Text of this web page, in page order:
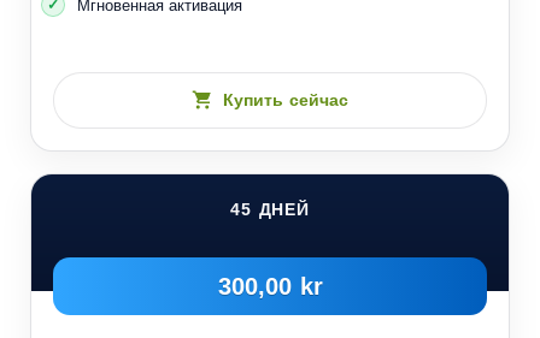
Купить сейчас
45 ДНЕЙ
300,00 kr